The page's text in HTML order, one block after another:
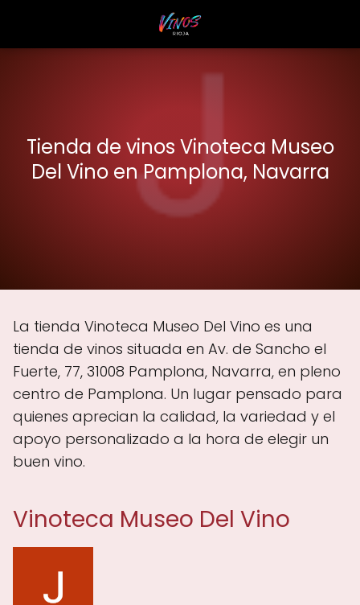
Tienda de vinos Vinoteca Museo
Del Vino en Pamplona, Navarra
La tienda Vinoteca Museo Del Vino es una
tienda de vinos situada en Av. de Sancho el
Fuerte, 77, 31008 Pamplona, Navarra, en pleno
centro de Pamplona. Un lugar pensado para
quienes aprecian la calidad, la variedad y el
apoyo personalizado a la hora de elegir un
buen vino.
Vinoteca Museo Del Vino